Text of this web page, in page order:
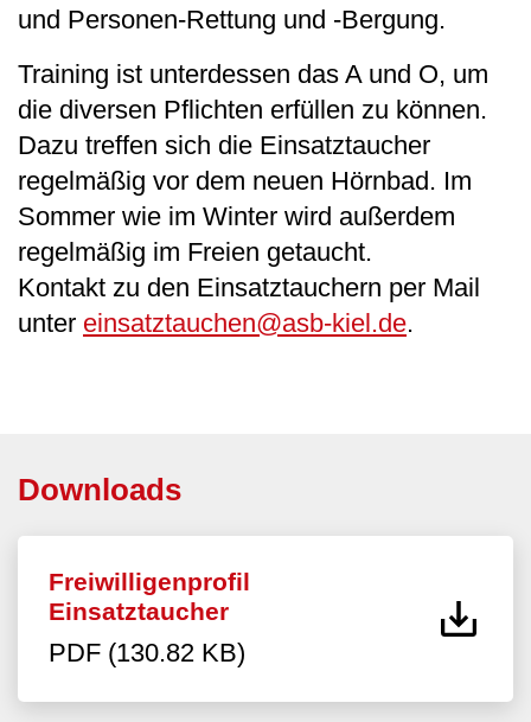
und Personen-Rettung und -Bergung.
Training ist unterdessen das A und O, um
die diversen Pflichten erfüllen zu können.
Dazu treffen sich die Einsatztaucher
regelmäßig vor dem neuen Hörnbad. Im
Sommer wie im Winter wird außerdem
regelmäßig im Freien getaucht.
Kontakt zu den Einsatztauchern per Mail
unter einsatztauchen@asb-kiel.de.
Downloads
Freiwilligenprofil
Einsatztaucher
PDF (130.82 KB)